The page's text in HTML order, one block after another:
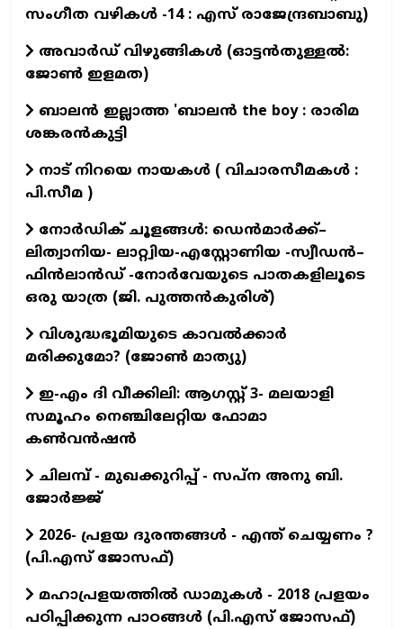
സംഗീത വഴികള്‍ -14 : എസ് രാജേന്ദ്രബാബു)
അവാർഡ് വിഴുങ്ങികൾ (ഓട്ടൻതുള്ളൽ:
ജോൺ ഇളമത)
ബാലൻ ഇല്ലാത്ത 'ബാലൻ the boy : രാരിമ
ശങ്കരൻകുട്ടി
നാട് നിറയെ നായകൾ ( വിചാരസീമകൾ :
പി.സീമ )
നോർഡിക് ചൂളങ്ങൾ: ഡെൻമാർക്ക്–
ലിത്വാനിയ- ലാറ്റ്വിയ-എസ്റ്റോണിയ -സ്വീഡൻ–
ഫിൻലാൻഡ് -നോർവേയുടെ പാതകളിലൂടെ
ഒരു യാത്ര (ജി. പുത്തൻകുരിശ്)
വിശുദ്ധഭൂമിയുടെ കാവല്‍ക്കാര്‍
മരിക്കുമോ? (ജോണ്‍ മാത്യു)
ഇ-എം ദി വീക്കിലി: ആഗസ്റ്റ് 3- മലയാളി
സമൂഹം നെഞ്ചിലേറ്റിയ ഫോമാ
കൺവൻഷൻ
ചിലമ്പ് - മുഖക്കുറിപ്പ് - സപ്ന അനു ബി.
ജോർജ്ജ്
2026- പ്രളയ ദുരന്തങ്ങള്‍ - എന്ത് ചെയ്യണം ?
(പി.എസ് ജോസഫ്‌)
മഹാപ്രളയത്തില്‍ ഡാമുകള്‍ - 2018 പ്രളയം
പഠിപ്പിക്കുന്ന പാഠങ്ങള്‍ (പി.എസ് ജോസഫ്‌)